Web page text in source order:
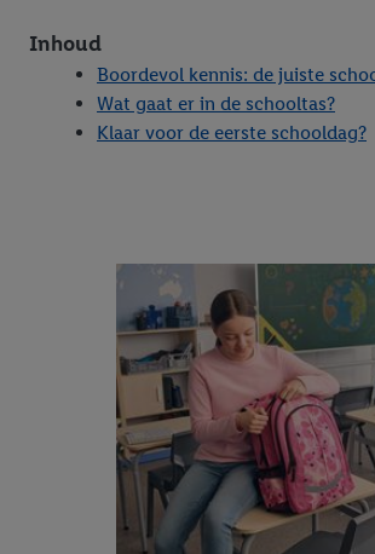
Inhoud
Boordevol kennis: de juiste
Wat gaat er in de schooltas?
Klaar voor de eerste schooldag?